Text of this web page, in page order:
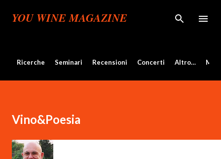
Passa ai contenuti principali
YOU WINE MAGAZINE
Ricerche Seminari Recensioni Concerti Altro…
Vino&Poesia